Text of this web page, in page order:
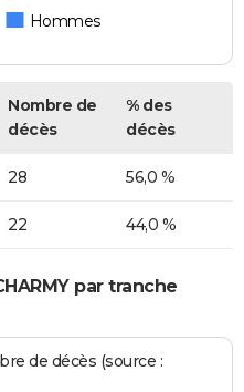
Hommes
Nombre de
décès
% des
décès
28 56,0 %
22 44,0 %
par tranche
de décès (source :